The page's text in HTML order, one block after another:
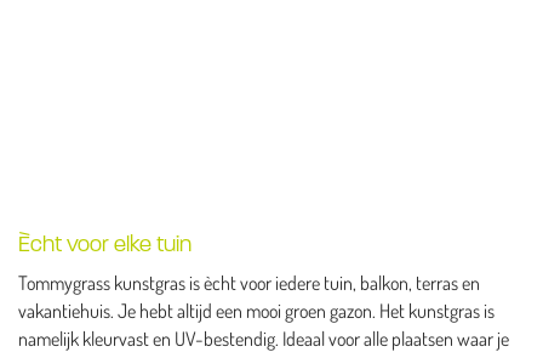
Ècht voor elke tuin
Tommygrass kunstgras is ècht voor iedere tuin, balkon, terras en
vakantiehuis. Je hebt altijd een mooi groen gazon. Het kunstgras is
namelijk kleurvast en UV-bestendig. Ideaal voor alle plaatsen waar je